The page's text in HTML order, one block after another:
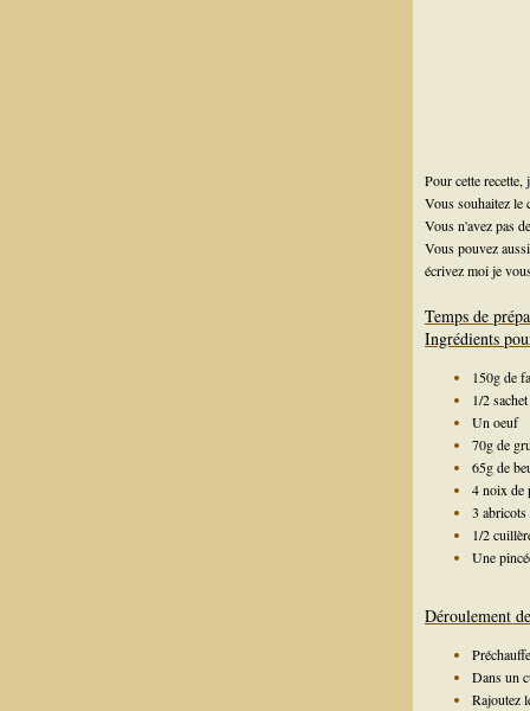
Pour cette
Vous souhaitez le
Vous n'avez pas
Vous pouvez
écrivez moi je
Temps de
Ingrédients
150g de
1/2
Un oeuf
70g de
65g de
4 noix de
3 abricots
1/2
Une
Déroulement
Dans un
Rajoutez